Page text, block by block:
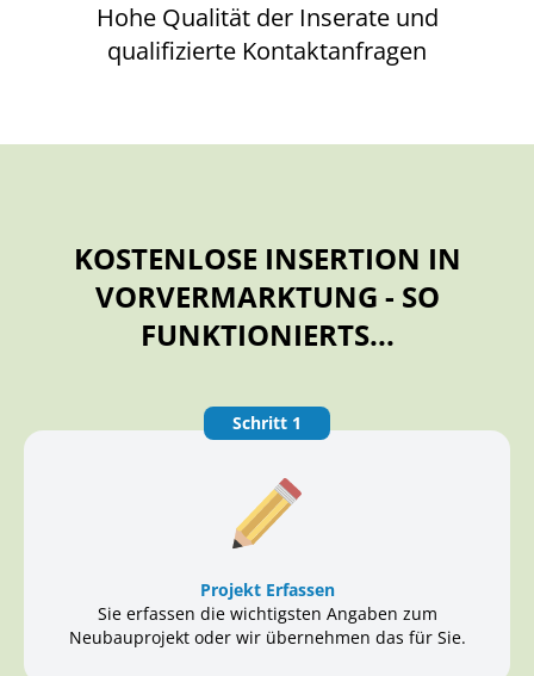
Hohe Qualität der Inserate und
qualifizierte Kontaktanfragen
KOSTENLOSE INSERTION IN
VORVERMARKTUNG - SO
FUNKTIONIERTS...
Schritt 1
Projekt Erfassen
Sie erfassen die wichtigsten Angaben zum
Neubauprojekt oder wir übernehmen das für Sie.